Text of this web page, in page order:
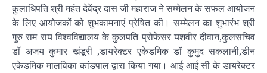
कुलाधिपति श्री महंत देवेंद्र दास जी महाराज ने सम्मेलन के सफल आयोजन
के लिए आयोजकों को शुभकामनाएं प्रेषित की। सम्मेलन का शुभारंभ श्री
गुरु राम राय विश्वविद्यालय के कुलपति प्रोफेसर यशवीर दीवान,कुलसचिव
डॉ अजय कुमार खंडूरी ,डायरेक्टर एकेडमिक डॉ कुमुद सकलानी,डीन
एकेडमिक मालविका कांडपाल द्वारा किया गया। आई आई सी के डायरेक्टर